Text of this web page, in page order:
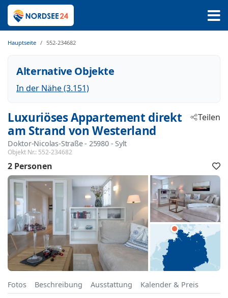
Hauptseite 552-234682
Alternative Objekte
In der Nähe (3.151)
Luxuriöses Appartement direkt
am Strand von Westerland
Doktor-Nicolas-Straße - 25980 - Sylt
Objekt Nr.: 552-234682
Teilen
2 Personen
Fotos Beschreibung Ausstattung Kalender & Preis